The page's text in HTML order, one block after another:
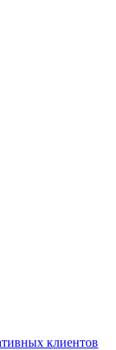
клиентов